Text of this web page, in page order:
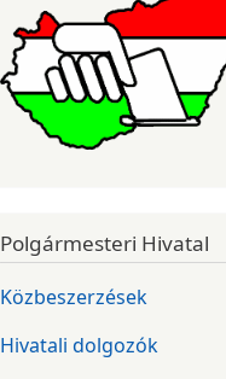
Polgármesteri Hivatal
Közbeszerzések
Hivatali dolgozók